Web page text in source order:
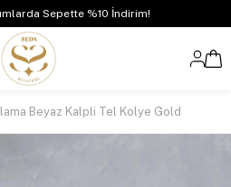
Sepette %10 İndirim!
Beyaz Kalpli Tel Kolye Gold